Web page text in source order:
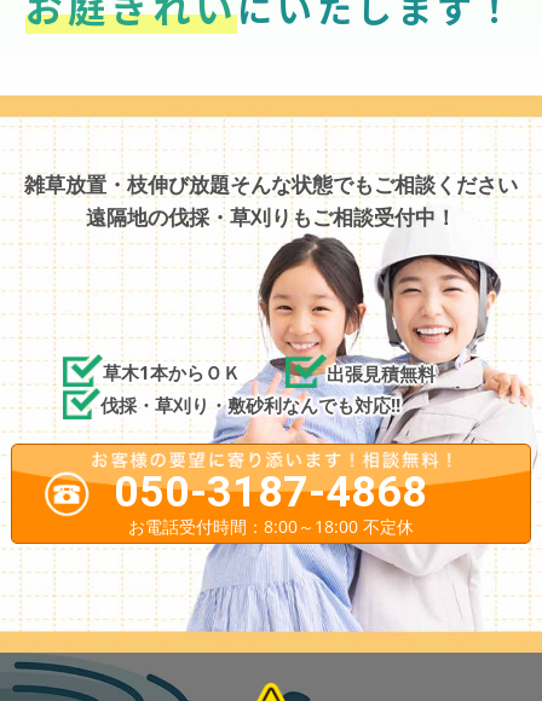
雑草放置・枝伸び放題そんな状態でもご相談ください
遠隔地の伐採・草刈りもご相談受付中！
草木1本からＯＫ
出張見積無料
伐採・草刈り・敷砂利なんでも対応!!
050-3187-4868
お電話受付時間：8:00～18:00 不定休